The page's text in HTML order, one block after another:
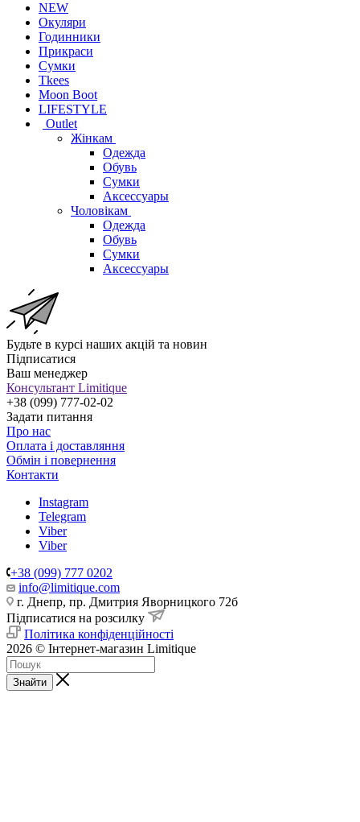
NEW
Окуляри
Годинники
Прикраси
Сумки
Tkees
Moon Boot
LIFESTYLE
Outlet
Жінкам
Одежда
Обувь
Сумки
Аксессуары
Чоловікам
Одежда
Обувь
Сумки
Аксессуары
Будьте в курсі наших акцій та новин
Підписатися
Ваш менеджер
Консультант Limitique
+38 (099) 777-02-02
Задати питання
Про нас
Оплата і доставляння
Обмін і повернення
Контакти
Instagram
Telegram
Viber
Viber
+38 (099) 777 0202
info@limitique.com
г. Днепр, пр. Дмитрия Яворницкого 72б
Підписатися на розсилку
Політика конфіденційності
2026 © Інтернет-магазин Limitique
Знайти